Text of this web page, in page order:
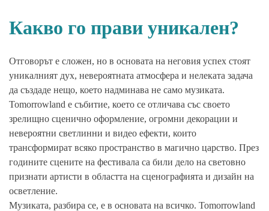
Какво го прави уникален?
Отговорът е сложен, но в основата на неговия успех стоят
уникалният дух, невероятната атмосфера и нелеката задача
да създаде нещо, което надминава не само музиката.
Tomorrowland е събитие, което се отличава със своето
зрелищно сценично оформление, огромни декорации и
невероятни светлинни и видео ефекти, които
трансформират всяко пространство в магично царство. През
годините сцените на фестивала са били дело на световно
признати артисти в областта на сценографията и дизайн на
осветление.
Музиката, разбира се, е в основата на всичко. Tomorrowland